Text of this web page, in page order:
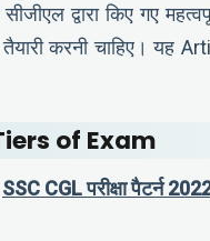
द्वारा किए गए
करनी चाहिए। यह
of Exam
SSC CGL परीक्षा पैटर्न